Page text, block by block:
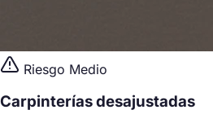
Riesgo Medio
Carpinterías desajustadas